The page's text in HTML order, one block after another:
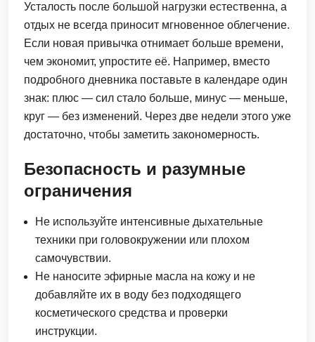
Усталость после большой нагрузки естественна, а
отдых не всегда приносит мгновенное облегчение.
Если новая привычка отнимает больше времени,
чем экономит, упростите её. Например, вместо
подробного дневника поставьте в календаре один
знак: плюс — сил стало больше, минус — меньше,
круг — без изменений. Через две недели этого уже
достаточно, чтобы заметить закономерность.
Безопасность и разумные
ограничения
Не используйте интенсивные дыхательные
техники при головокружении или плохом
самочувствии.
Не наносите эфирные масла на кожу и не
добавляйте их в воду без подходящего
косметического средства и проверки
инструкции.